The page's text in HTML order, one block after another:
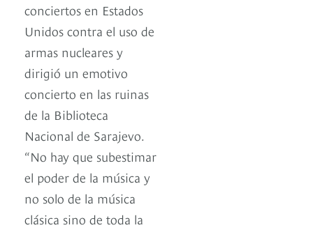
conciertos en Estados
Unidos contra el uso de
armas nucleares y
dirigió un emotivo
concierto en las ruinas
de la Biblioteca
Nacional de Sarajevo.
“No hay que subestimar
el poder de la música y
no solo de la música
clásica sino de toda la